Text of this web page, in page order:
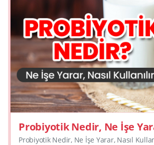
Probiyotik Nedir, Ne İşe
Kullanılır?
Probiyotik Nedir, Ne İşe Yarar, Nasıl